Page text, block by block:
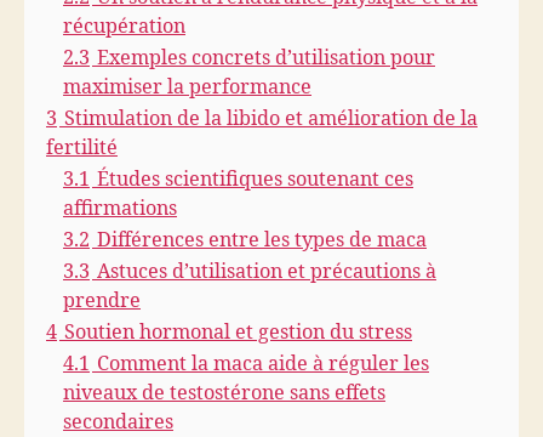
e
récupération
2.3 Exemples concrets d’utilisation pour
maximiser la performance
3 Stimulation de la libido et amélioration de la
fertilité
3.1 Études scientifiques soutenant ces
affirmations
3.2 Différences entre les types de maca
3.3 Astuces d’utilisation et précautions à
prendre
4 Soutien hormonal et gestion du stress
4.1 Comment la maca aide à réguler les
niveaux de testostérone sans effets
secondaires